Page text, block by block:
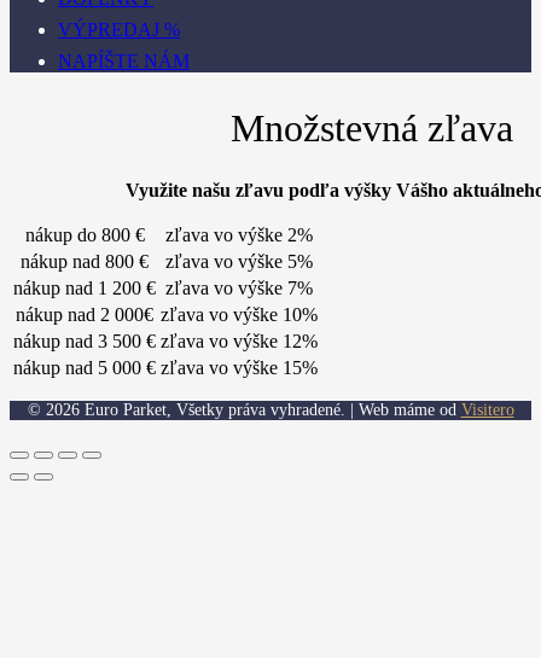
VÝPREDAJ %
NAPÍŠTE NÁM
Množstevná zľava
Využite našu zľavu podľa výšky Vášho
nákup do 800 €
zľava vo výške 2%
nákup nad 800 €
zľava vo výške 5%
nákup nad 1 200 € zľava vo výške 7%
nákup nad 2 000€ zľava vo výške 10%
nákup nad 3 500 € zľava vo výške 12%
nákup nad 5 000 € zľava vo výške 15%
© 2026 Euro Parket, Všetky práva vyhradené. | Web máme od Visitero